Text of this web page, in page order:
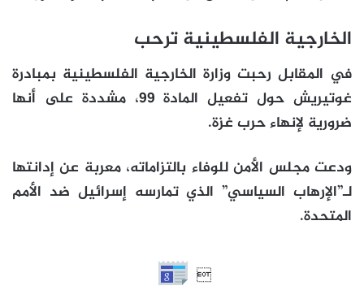
الخارجية الفلسطينية ترحب
في المقابل رحبت وزارة الخارجية الفلسطينية بمبادرة
غوتيريش حول تفعيل المادة 99، مشددة على أنها
ضرورية لإنهاء حرب غزة.
ودعت مجلس الأمن للوفاء بالتزاماته، معربة عن إدانتها
لـ”الإرهاب السياسي” الذي تمارسه إسرائيل ضد الأمم
المتحدة.
